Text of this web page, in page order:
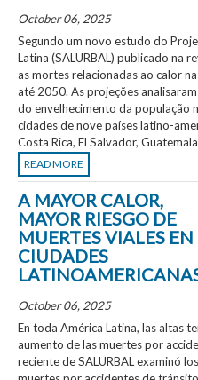
October 06, 2025
Segundo um novo estudo do
Latina (SALURBAL) publicado na
as mortes relacionadas ao calor
até 2050. As projeções
do envelhecimento da população
cidades de nove países latino-
Costa Rica, El Salvador,
READ MORE
A MAYOR CALOR,
MAYOR RIESGO DE
MUERTES VIALES EN
CIUDADES
October 06, 2025
En toda América Latina, las altas
aumento de las muertes por
reciente de SALURBAL examinó